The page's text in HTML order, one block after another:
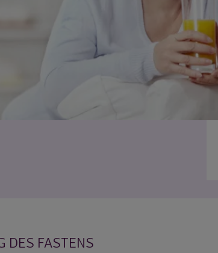
DES FASTENS